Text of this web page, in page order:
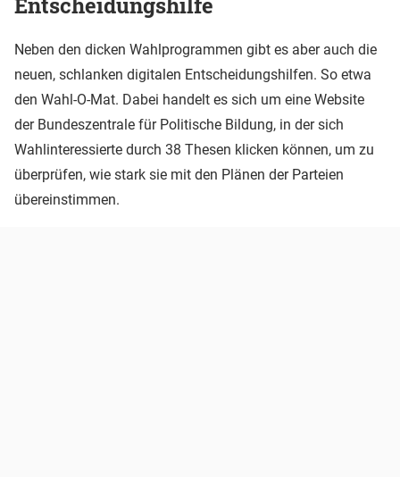
Neben den dicken Wahlprogrammen gibt es aber auch die
neuen, schlanken digitalen Entscheidungshilfen. So etwa
den Wahl-O-Mat. Dabei handelt es sich um eine Website
der Bundeszentrale für Politische Bildung, in der sich
Wahlinteressierte durch 38 Thesen klicken können, um zu
überprüfen, wie stark sie mit den Plänen der Parteien
übereinstimmen.